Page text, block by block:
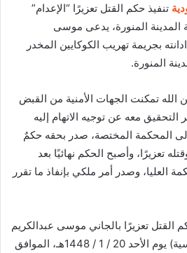
تنفيذ حكم القتل تعزيرًا “الإعدام”
المنورة، يدعى موسى
بجريمة تهريب الكوكايين المخدر
المنورة.
تمكنت الجهات الأمنية من القبض
معه عن توجيه الاتهام إليه
إلى المحكمة المختصة، صدر بحقه حكمٌ
تعزيرًا، وأصبح الحكم نهائيًا بعد
العليا، وصدر أمر ملكي بإنفاذ ما تقرر
القتل تعزيرًا بالجاني موسى عبدالكريم
محمد عربي (سوداني الجنسية) يوم الأحد 20 / 1 / 1448هـ، الموافق